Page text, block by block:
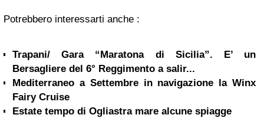
Potrebbero interessarti anche :
Trapani/ Gara “Maratona di Sicilia”. E’ un
Bersagliere del 6° Reggimento a salir...
Mediterraneo a Settembre in navigazione la Winx
Fairy Cruise
Estate tempo di Ogliastra mare alcune spiagge